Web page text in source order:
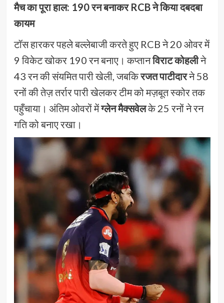
मैच का पूरा हाल: 190 रन बनाकर RCB ने किया दबदबा
कायम
टॉस हारकर पहले बल्लेबाजी करते हुए RCB ने 20 ओवर में
9 विकेट खोकर 190 रन बनाए। कप्तानविराट कोहलीने
43 रन की संयमित पारी खेली, जबकिरजत पाटीदारने 58
रनों की तेज़ तर्रार पारी खेलकर टीम को मज़बूत स्कोर तक
पहुँचाया। अंतिम ओवरों मेंग्लेन मैक्सवेलके 25 रनों ने रन
गति को बनाए रखा।